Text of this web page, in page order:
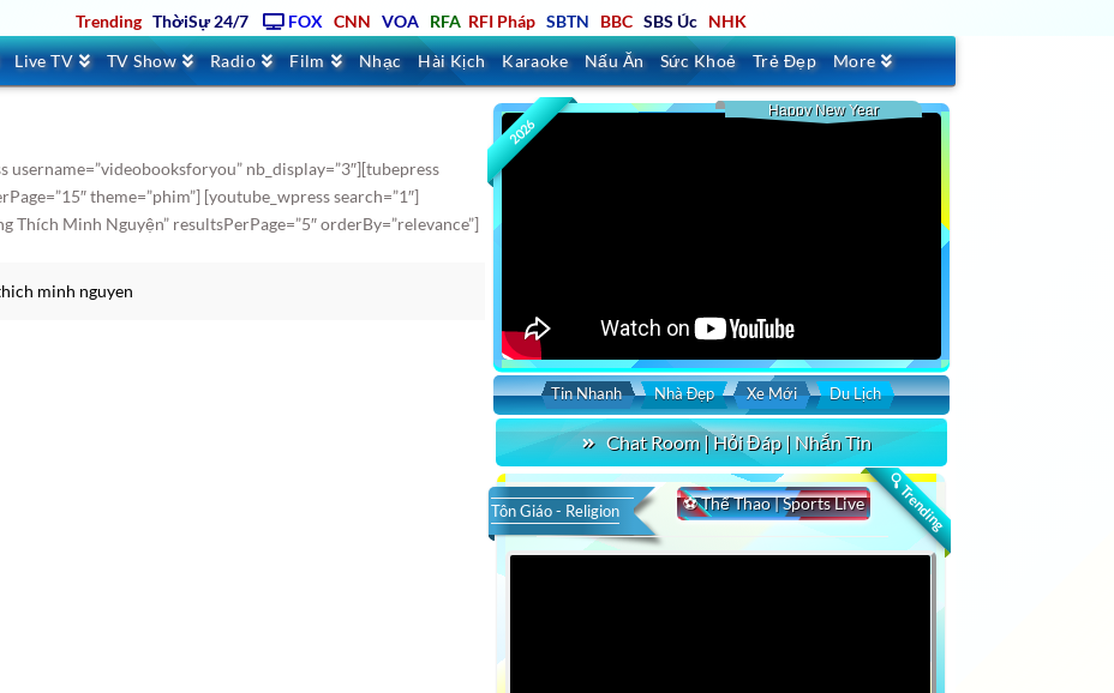
Trending ThờiSự 24/7 FOX CNN VOA RFA RFI Pháp SBTN BBC SBS Úc NHK
Live TV TV Show Radio Film Nhạc Hài Kịch Karaoke Nấu Ăn Sức Khoẻ Trẻ Đẹp More
username=”videobooksforyou” nb_display=”3″][tubepress
theme=”phim”] [youtube_wpress search=”1″]
Thích Minh Nguyện” resultsPerPage=”5″ orderBy=”relevance”]
minh nguyen
2026
Happy New Year
Tin Nhanh Nhà Đẹp Xe Mới Du Lịch
Chat Room | Hỏi Đáp | Nhắn Tin
🔍 Trending
⚽ Thể Thao | Sports Live
Tôn Giáo - Religion